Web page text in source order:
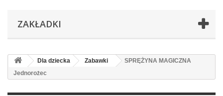
ZAKŁADKI
Dla dziecka Zabawki
SPRĘŻYNA MAGICZNA
Jednorożec